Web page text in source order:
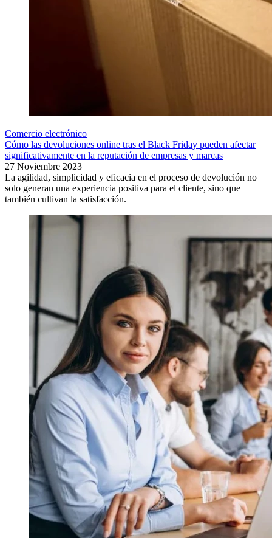
Comercio electrónico
Cómo las devoluciones online tras el Black Friday pueden afectar
significativamente en la reputación de empresas y marcas
27 Noviembre 2023
La agilidad, simplicidad y eficacia en el proceso de devolución no
solo generan una experiencia positiva para el cliente, sino que
también cultivan la satisfacción.